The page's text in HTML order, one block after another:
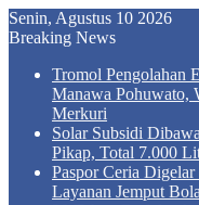
Senin, Agustus 10 2026
Breaking News
Tromol Pengolahan
Manawa Pohuwato,
Merkuri
Solar Subsidi
Pikap, Total 7.000
Paspor Ceria
Layanan Jemput